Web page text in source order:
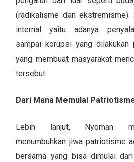
(radikalisme dan ekstremisme).
internal yaitu adanya
sampai korupsi yang dilakukan
yang membuat masyarakat
tersebut.
Dari Mana Memulai
Lebih lanjut, Nyoman
menumbuhkan jiwa patriotisme
bersama yang bisa dimulai